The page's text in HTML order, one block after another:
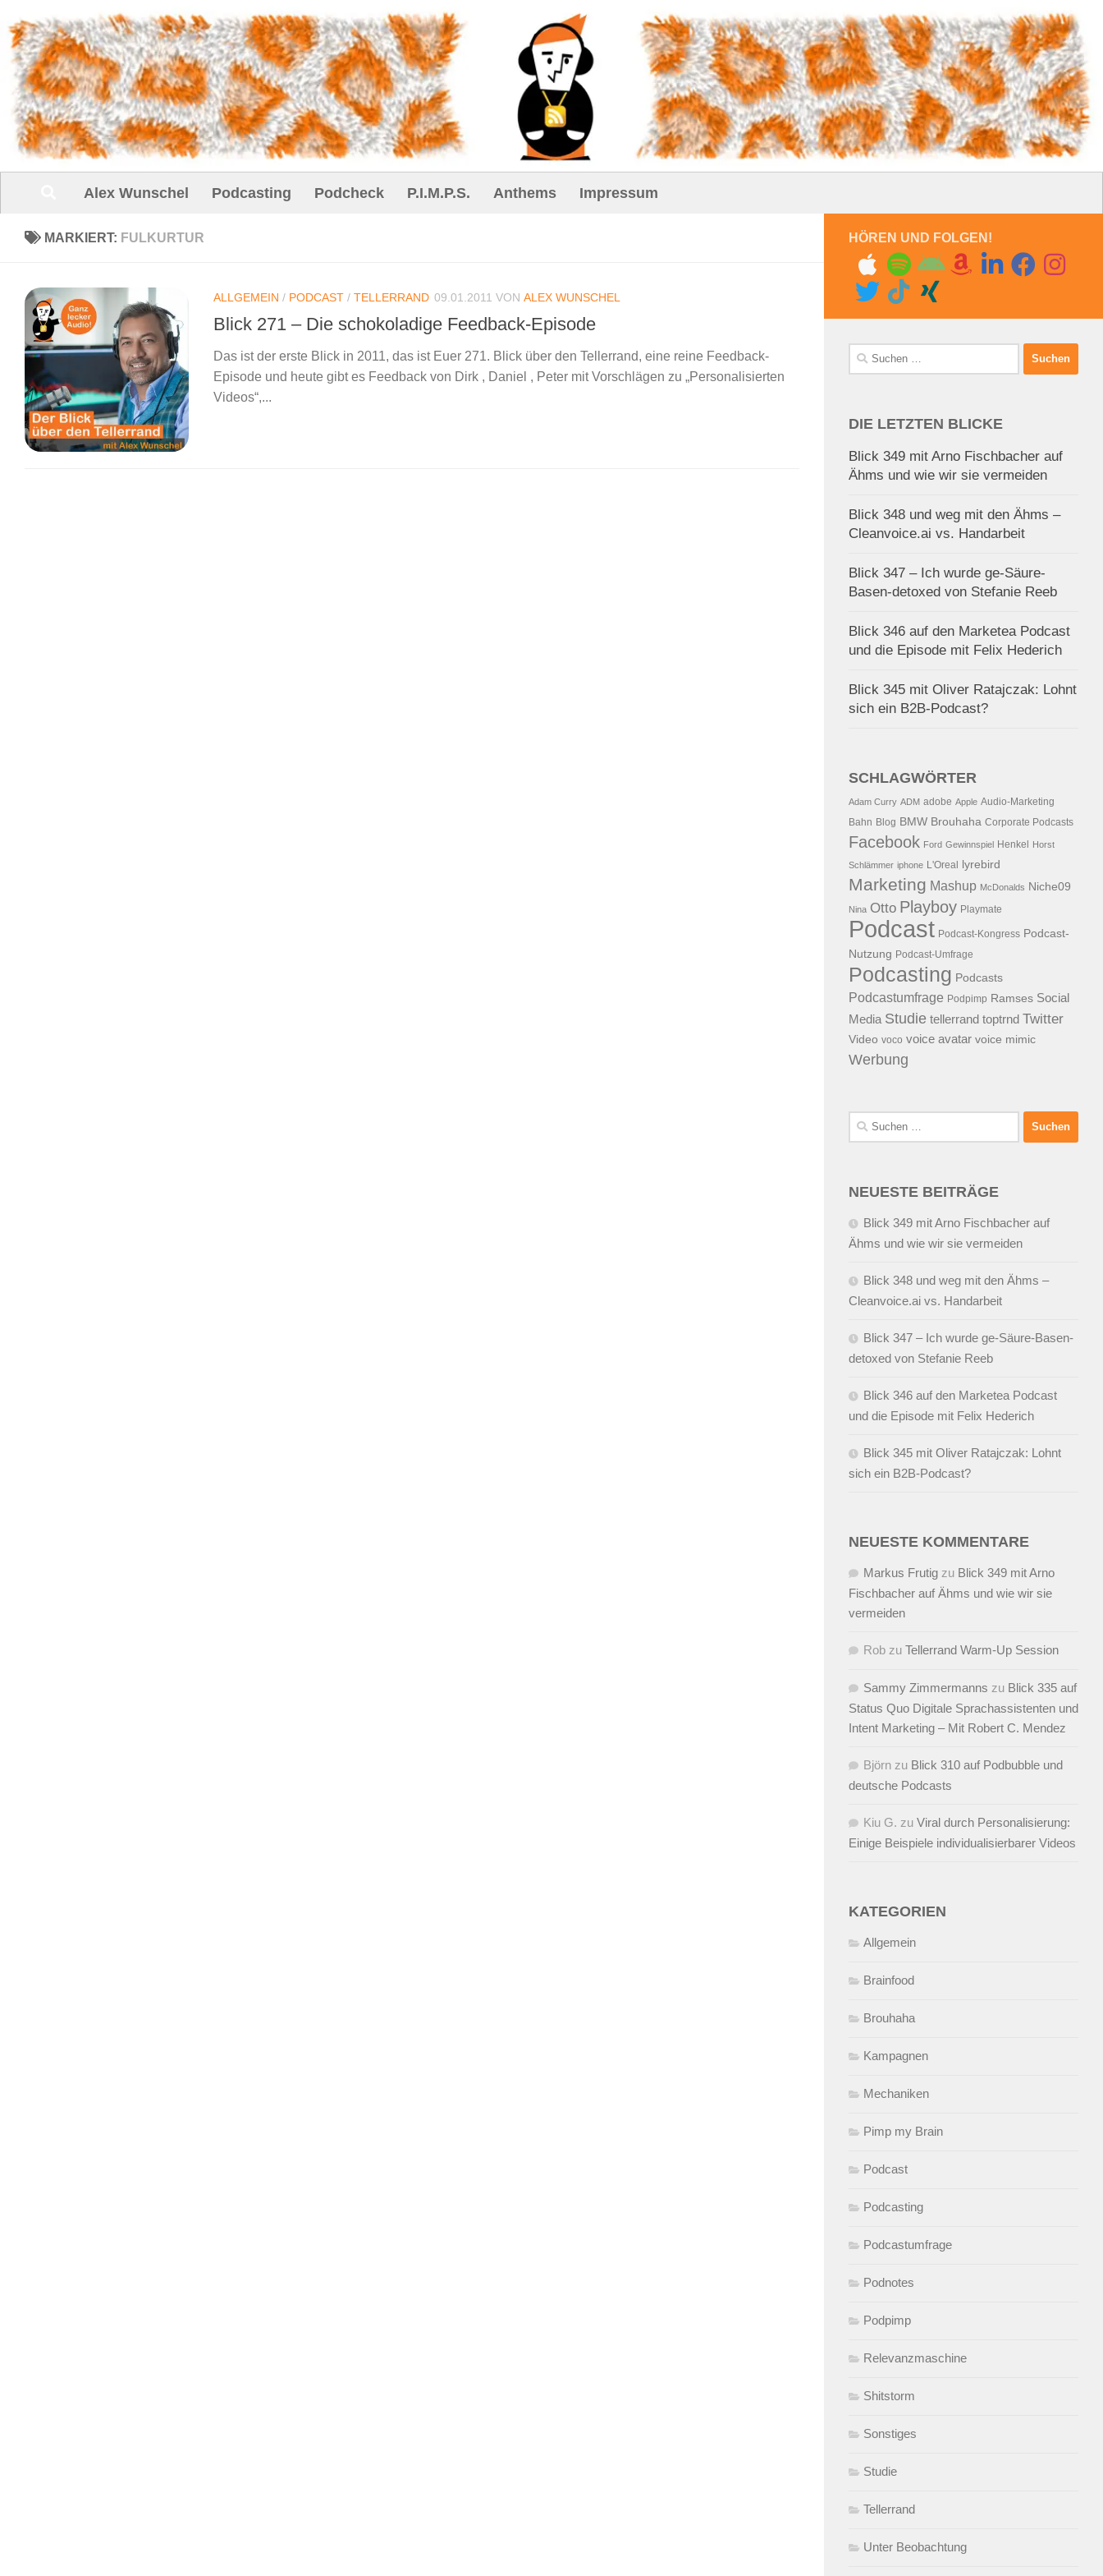
Unter dem Inhalt
Alex Wunschel Podcasting Podcheck P.I.M.P.S. Anthems Impressum
MARKIERT: FULKURTUR
ALLGEMEIN / PODCAST / TELLERRAND 09.01.2011 VON ALEX WUNSCHEL
Blick 271 – Die schokoladige Feedback-Episode
Das ist der erste Blick in 2011, das ist Euer 271. Blick über den Tellerrand, eine reine Feedback-
Episode und heute gibt es Feedback von Dirk , Daniel , Peter mit Vorschlägen zu „Personalisierten
Videos“,...
HÖREN UND FOLGEN!
Suchen
nach:
DIE LETZTEN BLICKE
Blick 349 mit Arno Fischbacher auf
Ähms und wie wir sie vermeiden
Blick 348 und weg mit den Ähms –
Cleanvoice.ai vs. Handarbeit
Blick 347 – Ich wurde ge-Säure-
Basen-detoxed von Stefanie Reeb
Blick 346 auf den Marketea Podcast
und die Episode mit Felix Hederich
Blick 345 mit Oliver Ratajczak: Lohnt
sich ein B2B-Podcast?
SCHLAGWÖRTER
Adam Curry ADM adobe Apple Audio-Marketing
Bahn Blog BMW Brouhaha Corporate Podcasts
Facebook Ford Gewinnspiel Henkel Horst
Schlämmer iphone L'Oreal lyrebird
Marketing Mashup McDonalds Niche09
Nina Otto Playboy Playmate
Podcast Podcast-Kongress Podcast-
Nutzung Podcast-Umfrage
Podcasting Podcasts
Podcastumfrage Podpimp Ramses Social
Media Studie tellerrand toptrnd Twitter
Video voco voice avatar voice mimic
Werbung
Suchen
nach:
NEUESTE BEITRÄGE
Blick 349 mit Arno Fischbacher auf
Ähms und wie wir sie vermeiden
Blick 348 und weg mit den Ähms –
Cleanvoice.ai vs. Handarbeit
Blick 347 – Ich wurde ge-Säure-Basen-
detoxed von Stefanie Reeb
Blick 346 auf den Marketea Podcast
und die Episode mit Felix Hederich
Blick 345 mit Oliver Ratajczak: Lohnt
sich ein B2B-Podcast?
NEUESTE KOMMENTARE
Markus Frutig zu Blick 349 mit Arno
Fischbacher auf Ähms und wie wir sie
vermeiden
Rob zu Tellerrand Warm-Up Session
Sammy Zimmermanns zu Blick 335 auf
Status Quo Digitale Sprachassistenten und
Intent Marketing – Mit Robert C. Mendez
Björn zu Blick 310 auf Podbubble und
deutsche Podcasts
Kiu G. zu Viral durch Personalisierung:
Einige Beispiele individualisierbarer Videos
KATEGORIEN
Allgemein
Brainfood
Brouhaha
Kampagnen
Mechaniken
Pimp my Brain
Podcast
Podcasting
Podcastumfrage
Podnotes
Podpimp
Relevanzmaschine
Shitstorm
Sonstiges
Studie
Tellerrand
Unter Beobachtung